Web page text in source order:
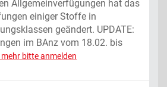
Allgemeinverfügungen hat das
einiger Stoffe in
geändert. UPDATE:
im BAnz vom 18.02. bis
bitte anmelden